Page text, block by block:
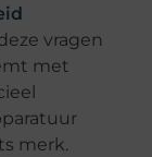
vragen
met
merk.